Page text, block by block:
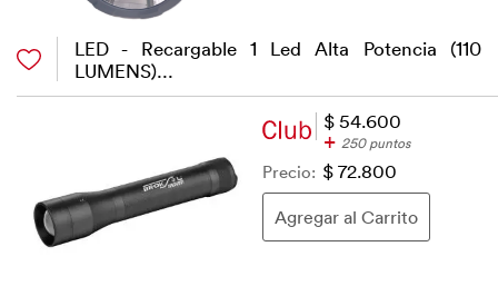
LED - Recargable 1 Led Alta Potencia (110
LUMENS)...
$ 54.600
+ 250 puntos
Precio: $ 72.800